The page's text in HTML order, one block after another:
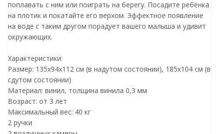
поплавать с ним или поиграть на берегу. Посадите ребёнка
на плотик и покатайте его верхом. Эффектное появление
на воде с таким другом порадует вашего малыша и удивит
окружающих.
Характеристики:
Размер: 135х94х112 см (в надутом состоянии), 185х104 см (в
сдутом состоянии)
Материал: винил, толщина винила 0,3 мм
Возраст: от 3 лет
Максимальный вес: 40 кг
2 ручки